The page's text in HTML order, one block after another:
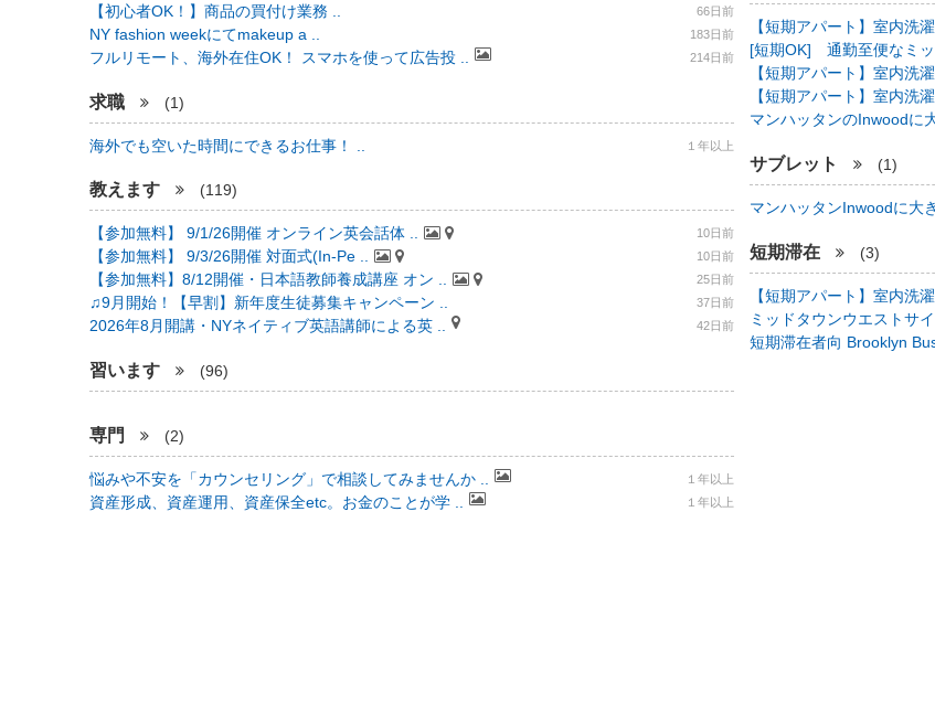
【初心者OK！】商品の買付け業務 .. 66日前
NY fashion weekにてmakeup a .. 183日前
フルリモート、海外在住OK！ スマホを使って広告投 .. 214日前
求職 (1)
海外でも空いた時間にできるお仕事！ .. １年以上
教えます (119)
【参加無料】 9/1/26開催 オンライン英会話体 .. 10日前
【参加無料】 9/3/26開催 対面式(In-Pe .. 10日前
【参加無料】8/12開催・日本語教師養成講座 オン .. 25日前
♫9月開始！【早割】新年度生徒募集キャンペーン .. 37日前
2026年8月開講・NYネイティブ英語講師による英 .. 42日前
習います (96)
専門 (2)
悩みや不安を「カウンセリング」で相談してみませんか .. １年以上
資産形成、資産運用、資産保全etc。お金のことが学 .. １年以上
【短期アパート】室内洗
[短期OK] 通勤至便なミ
【短期アパート】室内洗
【短期アパート】室内洗
マンハッタンのInwoodに
サブレット (1)
マンハッタンInwoodに大
短期滞在 (3)
【短期アパート】室内洗
ミッドタウンウエストサ
短期滞在者向 Brooklyn